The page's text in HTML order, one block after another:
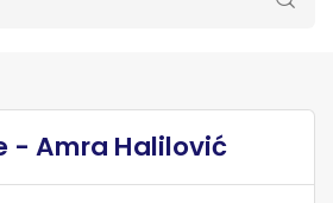
- Amra Halilović